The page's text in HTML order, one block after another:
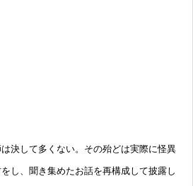
決して多くない。その殆どは実際に怪異
し、聞き集めたお話を再構成して披露し